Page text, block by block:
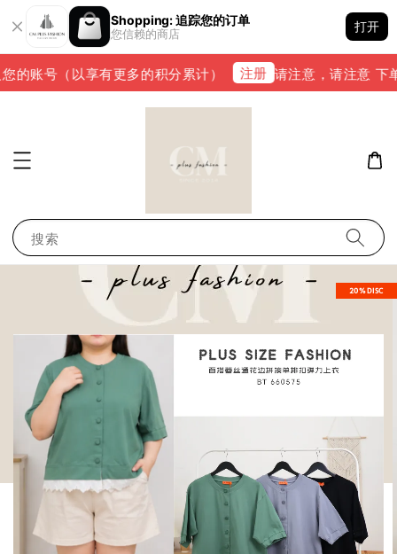
Shopping: 追踪您的订单
您信赖的商店
打开
账号（以享有更多的积分累计） 注册 请注意，请注意 下单
搜索
20%DISC